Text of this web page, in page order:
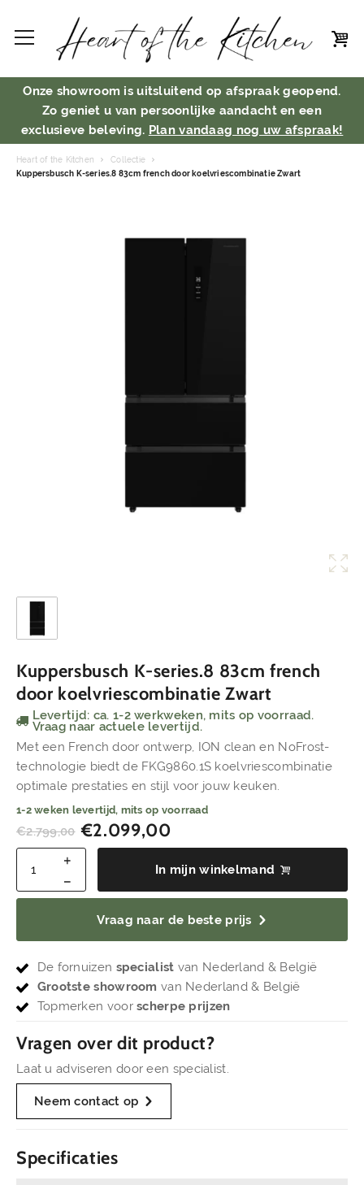
Onze showroom is uitsluitend op afspraak geopend.
Zo geniet u van persoonlijke aandacht en een
exclusieve beleving. Plan vandaag nog uw afspraak!
Heart of the Kitchen
Collectie
Kuppersbusch K-series.8 83cm french door koelvriescombinatie Zwart
Kuppersbusch K-series.8 83cm french
door koelvriescombinatie Zwart
Levertijd: ca. 1-2 werkweken, mits op voorraad.
Vraag naar actuele levertijd.
Met een French door ontwerp, ION clean en NoFrost-
technologie biedt de FKG9860.1S koelvriescombinatie
optimale prestaties en stijl voor jouw keuken.
1-2 weken levertijd, mits op voorraad
€2.799,00 €2.099,00
In mijn winkelmand
Vraag naar de beste prijs
De fornuizen specialist van Nederland & België
Grootste showroom van Nederland & België
Topmerken voorscherpe prijzen
Vragen over dit product?
Laat u adviseren door een specialist.
Neem contact op
Specificaties